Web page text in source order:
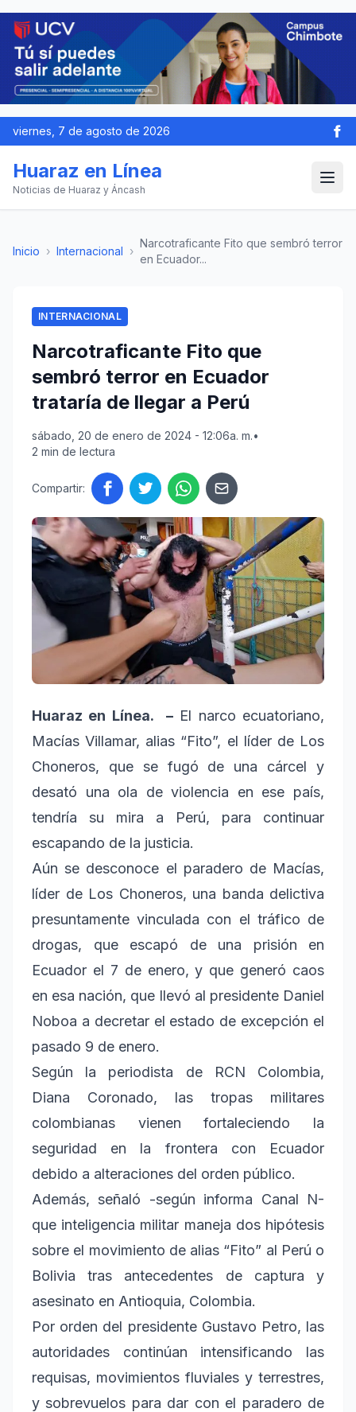
viernes, 7 de agosto de 2026
Huaraz en Línea
Noticias de Huaraz y Áncash
Inicio › Internacional ›
Narcotraficante Fito que sembró terror
en Ecuador...
INTERNACIONAL
Narcotraficante Fito que
sembró terror en Ecuador
trataría de llegar a Perú
sábado, 20 de enero de 2024 - 12:06a. m.•
2 min de lectura
Compartir:
Huaraz en Línea. –El narco ecuatoriano,
Macías Villamar, alias “Fito”, el líder de Los
Choneros, que se fugó de una cárcel y
desató una ola de violencia en ese país,
tendría su mira a Perú, para continuar
escapando de la justicia.
Aún se desconoce el paradero de Macías,
líder de Los Choneros, una banda delictiva
presuntamente vinculada con el tráfico de
drogas, que escapó de una prisión en
Ecuador el 7 de enero, y que generó caos
en esa nación, que llevó al presidente Daniel
Noboa a decretar el estado de excepción el
pasado 9 de enero.
Según la periodista de RCN Colombia,
Diana Coronado, las tropas militares
colombianas vienen fortaleciendo la
seguridad en la frontera con Ecuador
debido a alteraciones del orden público.
Además, señaló -según informa Canal N-
que inteligencia militar maneja dos hipótesis
sobre el movimiento de alias “Fito” al Perú o
Bolivia tras antecedentes de captura y
asesinato en Antioquia, Colombia.
Por orden del presidente Gustavo Petro, las
autoridades continúan intensificando las
requisas, movimientos fluviales y terrestres,
y sobrevuelos para dar con el paradero de